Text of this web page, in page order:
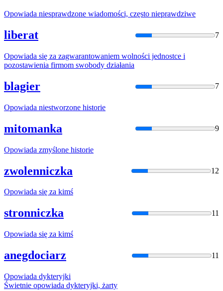
Opowiada niesprawdzone wiadomości, często nieprawdziwe
liberat 7
Opowiada się za zagwarantowaniem wolności jednostce i
pozostawienia firmom swobody działania
blagier 7
Opowiada niestworzone historie
mitomanka 9
Opowiada zmyślone historie
zwolenniczka 12
Opowiada się za kimś
stronniczka 11
Opowiada się za kimś
anegdociarz 11
Opowiada dykteryjki
Świetnie opowiada dykteryjki, żarty